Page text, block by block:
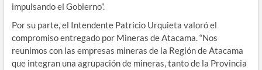
impulsando el Gobierno”.
Por su parte, el Intendente Patricio Urquieta valoró el
compromiso entregado por Mineras de Atacama. “Nos
reunimos con las empresas mineras de la Región de Atacama
que integran una agrupación de mineras, tanto de la Provincia